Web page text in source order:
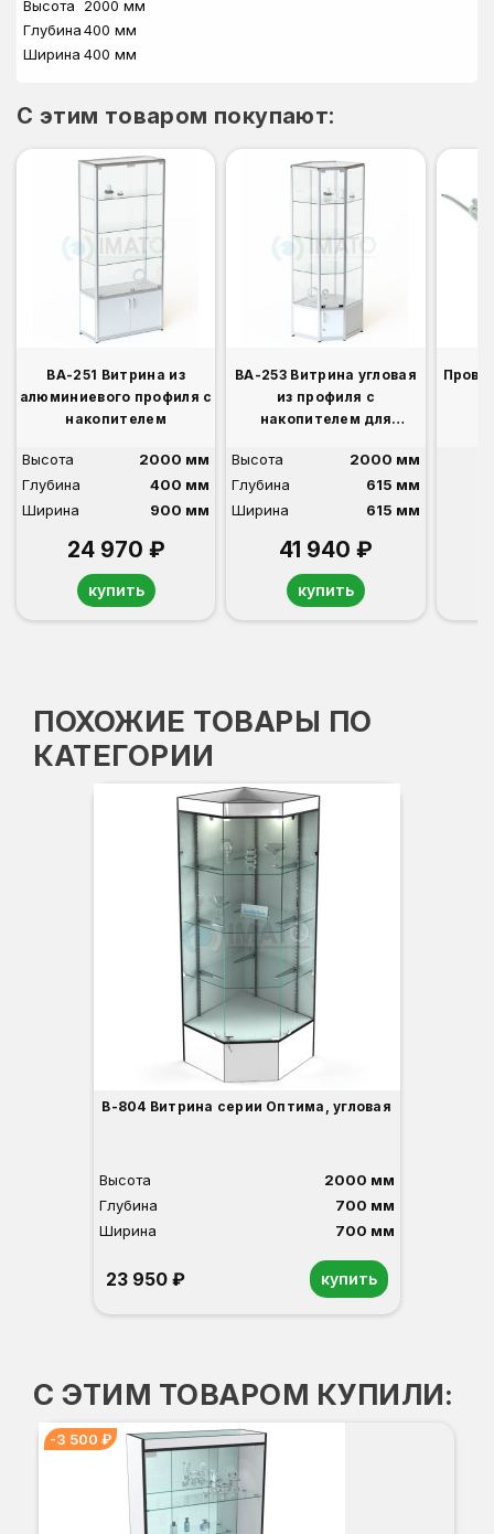
Высота
2000 мм
Глубина400 мм
Ширина 400 мм
C этим товаром покупают:
ВА-251 Витрина из
алюминиевого профиля с
накопителем
Высота
2000 мм
Глубина
400 мм
Ширина
900 мм
24 970 ₽
купить
ВА-253 Витрина угловая
из профиля с
накопителем для
Высота
2000 мм
Глубина
615 мм
Ширина
615 мм
41 940 ₽
купить
ПОХОЖИЕ ТОВАРЫ ПО
КАТЕГОРИИ
В-804 Витрина серии Оптима, угловая
Высота
2000 мм
Глубина
700 мм
Ширина
700 мм
23 950 ₽ купить
С ЭТИМ ТОВАРОМ КУПИЛИ:
-3 500 ₽